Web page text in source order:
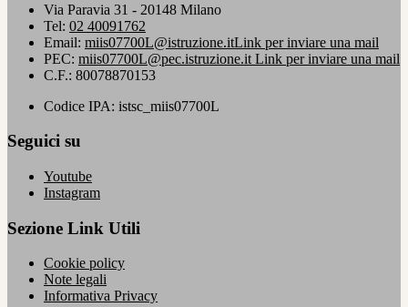
Via Paravia 31 - 20148 Milano
Tel: 02 40091762
Email: miis07700L@istruzione.itLink per inviare una mail
PEC: miis07700L@pec.istruzione.it Link per inviare una mail
C.F.: 80078870153
Codice IPA: istsc_miis07700L
Seguici su
Youtube
Instagram
Sezione Link Utili
Cookie policy
Note legali
Informativa Privacy